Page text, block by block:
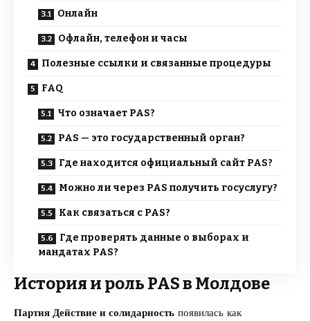
Онлайн
Офлайн, телефон и часы
Полезные ссылки и связанные процедуры
FAQ
Что означает PAS?
PAS — это государственный орган?
Где находится официальный сайт PAS?
Можно ли через PAS получить госуслугу?
Как связаться с PAS?
Где проверять данные о выборах и
мандатах PAS?
История и роль PAS в Молдове
Партия Действие и солидарность появилась как